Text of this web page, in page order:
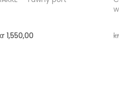
1,550,00 kr